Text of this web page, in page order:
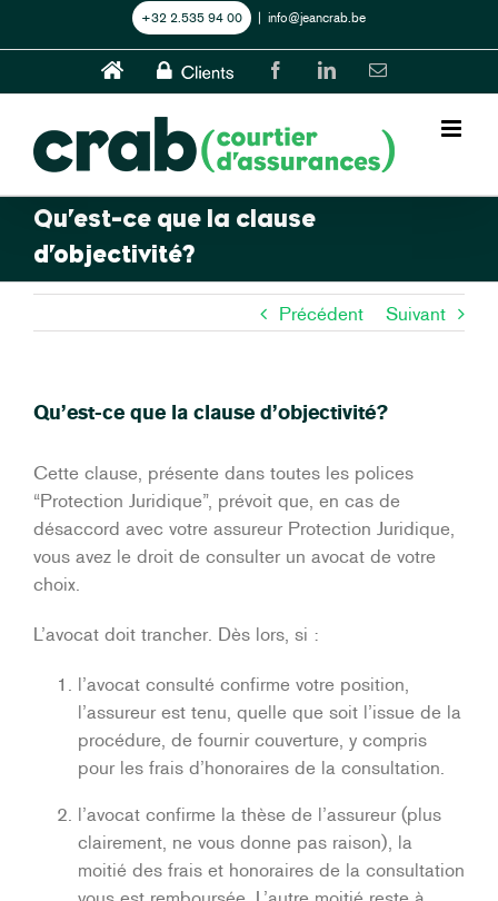
+32 2.535 94 00 info@jeancrab.be
Home CLIENTS FacebookLinkedInEmail
Qu’est-ce que la clause
d’objectivité?
Précédent Suivant
Qu’est-ce que la clause d’objectivité?
Cette clause, présente dans toutes les polices
“Protection Juridique”, prévoit que, en cas de
désaccord avec votre assureur Protection Juridique,
vous avez le droit de consulter un avocat de votre
choix.
L’avocat doit trancher. Dès lors, si :
l’avocat consulté confirme votre position,
l’assureur est tenu, quelle que soit l’issue de la
procédure, de fournir couverture, y compris
pour les frais d’honoraires de la consultation.
l’avocat confirme la thèse de l’assureur (plus
clairement, ne vous donne pas raison), la
moitié des frais et honoraires de la consultation